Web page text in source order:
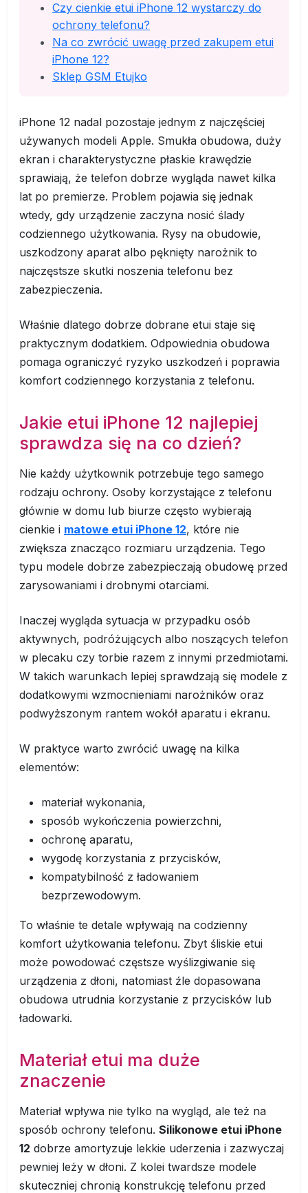
Czy cienkie etui iPhone 12 wystarczy do
ochrony telefonu?
Na co zwrócić uwagę przed zakupem etui
iPhone 12?
Sklep GSM Etujko
iPhone 12 nadal pozostaje jednym z najczęściej
używanych modeli Apple. Smukła obudowa, duży
ekran i charakterystyczne płaskie krawędzie
sprawiają, że telefon dobrze wygląda nawet kilka
lat po premierze. Problem pojawia się jednak
wtedy, gdy urządzenie zaczyna nosić ślady
codziennego użytkowania. Rysy na obudowie,
uszkodzony aparat albo pęknięty narożnik to
najczęstsze skutki noszenia telefonu bez
zabezpieczenia.
Właśnie dlatego dobrze dobrane etui staje się
praktycznym dodatkiem. Odpowiednia obudowa
pomaga ograniczyć ryzyko uszkodzeń i poprawia
komfort codziennego korzystania z telefonu.
Jakie etui iPhone 12 najlepiej
sprawdza się na co dzień?
Nie każdy użytkownik potrzebuje tego samego
rodzaju ochrony. Osoby korzystające z telefonu
głównie w domu lub biurze często wybierają
cienkie i matowe etui iPhone 12, które nie
zwiększa znacząco rozmiaru urządzenia. Tego
typu modele dobrze zabezpieczają obudowę przed
zarysowaniami i drobnymi otarciami.
Inaczej wygląda sytuacja w przypadku osób
aktywnych, podróżujących albo noszących telefon
w plecaku czy torbie razem z innymi przedmiotami.
W takich warunkach lepiej sprawdzają się modele z
dodatkowymi wzmocnieniami narożników oraz
podwyższonym rantem wokół aparatu i ekranu.
W praktyce warto zwrócić uwagę na kilka
elementów:
materiał wykonania,
sposób wykończenia powierzchni,
ochronę aparatu,
wygodę korzystania z przycisków,
kompatybilność z ładowaniem
bezprzewodowym.
To właśnie te detale wpływają na codzienny
komfort użytkowania telefonu. Zbyt śliskie etui
może powodować częstsze wyślizgiwanie się
urządzenia z dłoni, natomiast źle dopasowana
obudowa utrudnia korzystanie z przycisków lub
ładowarki.
Materiał etui ma duże
znaczenie
Materiał wpływa nie tylko na wygląd, ale też na
sposób ochrony telefonu. Silikonowe etui iPhone
12 dobrze amortyzuje lekkie uderzenia i zazwyczaj
pewniej leży w dłoni. Z kolei twardsze modele
skuteczniej chronią konstrukcję telefonu przed